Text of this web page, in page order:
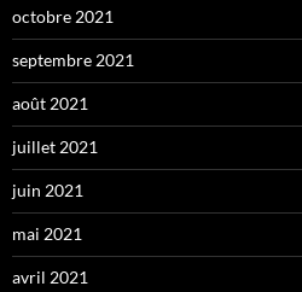
octobre 2021
septembre 2021
août 2021
juillet 2021
juin 2021
mai 2021
avril 2021